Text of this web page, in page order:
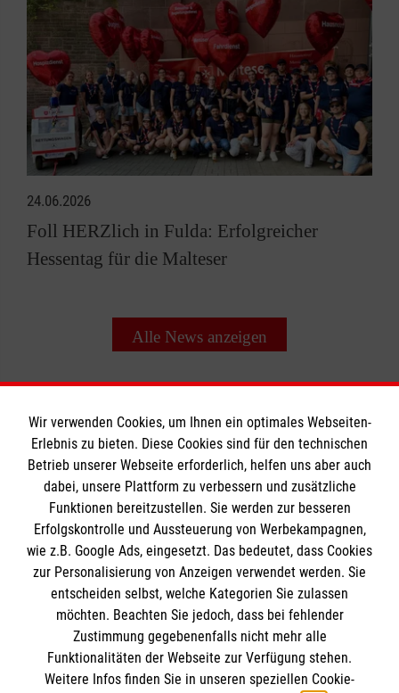
24.06.2026
Foll HERZlich in Fulda: Erfolgreicher
Hessentag für die Malteser
Alle News anzeigen
Informationen
Impressum
Datenschutz
Barrierefreiheit
Kontakt
Die Malteser
Malteser in Deutschland
Malteserorden
Sharepoint
Spendenkonto
Wir verwenden Cookies, um Ihnen ein optimales Webseiten-
Erlebnis zu bieten. Diese Cookies sind für den technischen
Betrieb unserer Webseite erforderlich, helfen uns aber auch
dabei, unsere Plattform zu verbessern und zusätzliche
Funktionen bereitzustellen. Sie werden zur besseren
Erfolgskontrolle und Aussteuerung von Werbekampagnen,
wie z.B. Google Ads, eingesetzt. Das bedeutet, dass Cookies
zur Personalisierung von Anzeigen verwendet werden. Sie
entscheiden selbst, welche Kategorien Sie zulassen
möchten. Beachten Sie jedoch, dass bei fehlender
Zustimmung gegebenenfalls nicht mehr alle
Funktionalitäten der Webseite zur Verfügung stehen.
Weitere Infos finden Sie in unseren speziellen Cookie-